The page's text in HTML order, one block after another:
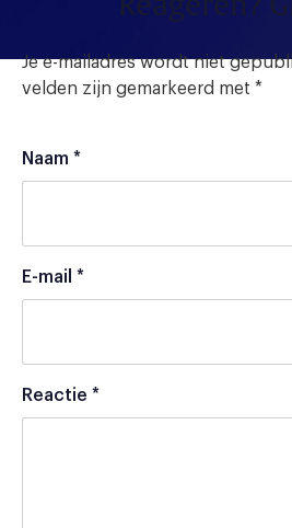
Je e-mailadres wordt niet
velden zijn gemarkeerd met *
Naam *
E-mail *
Reactie *